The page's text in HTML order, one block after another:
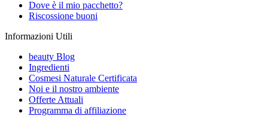
Dove è il mio pacchetto?
Riscossione buoni
Informazioni Utili
beauty Blog
Ingredienti
Cosmesi Naturale Certificata
Noi e il nostro ambiente
Offerte Attuali
Programma di affiliazione